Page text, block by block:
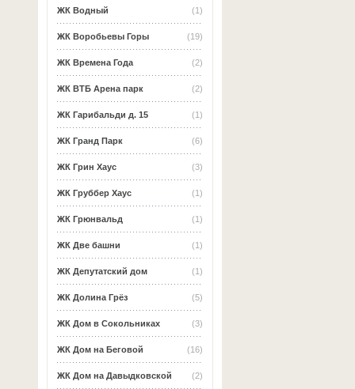
(1)
ЖК Водный
(19)
ЖК Воробьевы Горы
(2)
ЖК Времена Года
(2)
ЖК ВТБ Арена парк
(1)
ЖК Гарибальди д. 15
(6)
ЖК Гранд Парк
(3)
ЖК Грин Хаус
(1)
ЖК Груббер Хаус
(1)
ЖК Грюнвальд
(1)
ЖК Две башни
(1)
ЖК Депутатский дом
(5)
ЖК Долина Грёз
(3)
ЖК Дом в Сокольниках
(16)
ЖК Дом на Беговой
(2)
ЖК Дом на Давыдковской